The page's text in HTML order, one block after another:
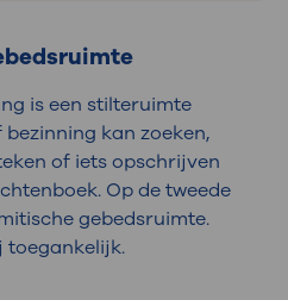
is een stilteruimte
kan zoeken,
of iets opschrijven
Op de tweede
gebedsruimte.
toegankelijk.